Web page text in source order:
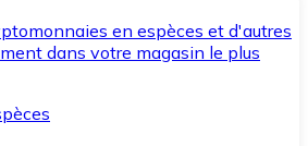
en espèces et d'autres
dans votre magasin le plus